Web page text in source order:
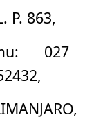
P. 863,
027